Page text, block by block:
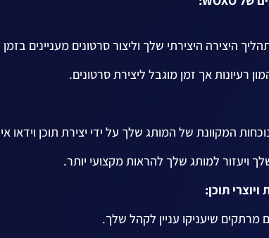
רעיונות אך זמן מוגבל ליצירת סרטונים.
ויעזור למותג שלך להראות מקצועי יותר.
תוכן: